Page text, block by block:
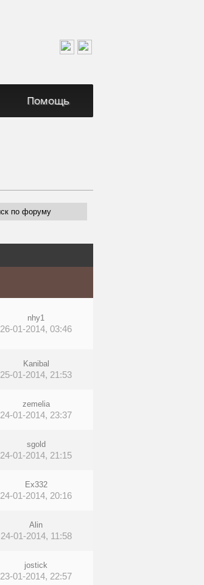
Помощь
nhy1
26-01-2014, 03:46
Kanibal
25-01-2014, 21:53
zemelia
24-01-2014, 23:37
sgold
24-01-2014, 21:15
Ex332
24-01-2014, 20:16
Alin
24-01-2014, 11:58
jostick
23-01-2014, 22:57